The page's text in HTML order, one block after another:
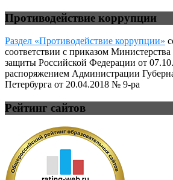
Противодействие коррупции
Раздел «Противодействие коррупции»
соответствии с приказом
защиты Российской Федерации от
распоряжением Администрации
Петербурга от 20.04.2018 № 9-ра
Рейтинг сайтов